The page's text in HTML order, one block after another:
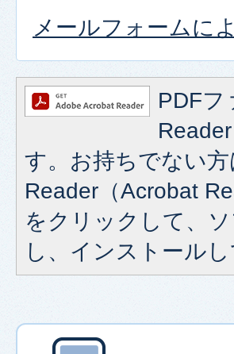
メールフォームに
PDFフ
す。お持ちでない
Reader（Acrobat
をクリックして、
し、インストール